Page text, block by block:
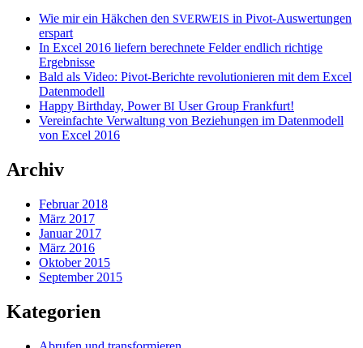
Wie mir ein Häkchen den SVERWEIS in Pivot-Auswertungen
erspart
In Excel 2016 liefern berechnete Felder endlich richtige
Ergebnisse
Bald als Video: Pivot-Berichte revolutionieren mit dem Excel
Datenmodell
Happy Birthday, PowerBI User Group Frankfurt!
Vereinfachte Verwaltung von Beziehungen im Datenmodell
von Excel 2016
Archiv
Februar 2018
März 2017
Januar 2017
März 2016
Oktober 2015
September 2015
Kategorien